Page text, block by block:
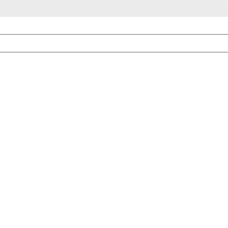
geht längst nicht mehr nur um „schöne Bilder“. Es geht um Image, Vertrauen